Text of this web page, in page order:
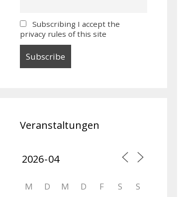
Subscribing I accept the
privacy rules of this site
Veranstaltungen
M D M D F S S